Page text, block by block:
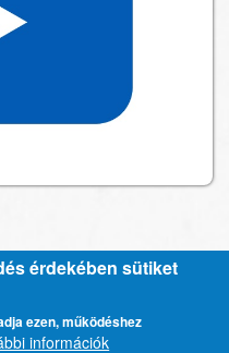
érdekében sütiket
ezen, működéshez
információk